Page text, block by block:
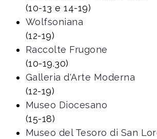
(10-13 e 14-19)
Wolfsoniana
(12-19)
Raccolte Frugone
(10-19.30)
Galleria d'Arte Moderna
(12-19)
Museo Diocesano
(15-18)
Museo del Tesoro di San